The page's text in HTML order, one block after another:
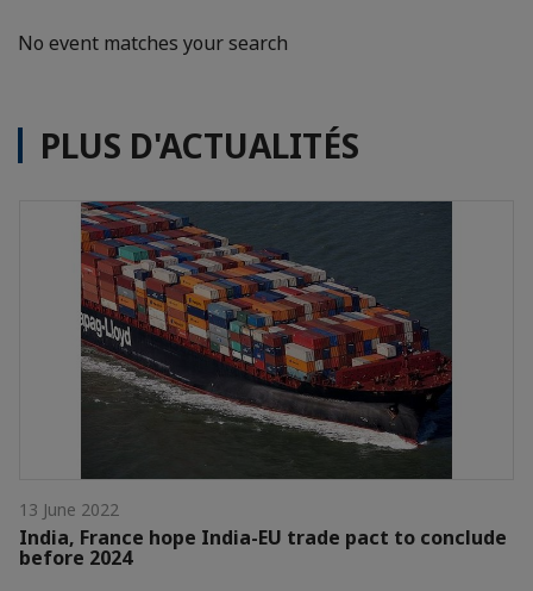
No event matches your search
PLUS D'ACTUALITÉS
13 June 2022
India, France hope India-EU trade pact to conclude
before 2024